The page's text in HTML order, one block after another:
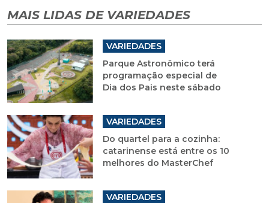
MAIS LIDAS DE VARIEDADES
VARIEDADES
Parque Astronômico terá
programação especial de
Dia dos Pais neste sábado
VARIEDADES
Do quartel para a cozinha:
catarinense está entre os 10
melhores do MasterChef
VARIEDADES